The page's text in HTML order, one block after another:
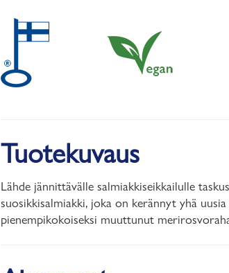
Tuotekuvaus
Lähde jännittävälle salmiakkiseikkailulle
suosikkisalmiakki, joka on kerännyt yhä
pienempikokoiseksi muuttunut